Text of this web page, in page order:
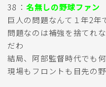
38 ： 名無しの野球ファン
巨人の問題なんて１年2年
問題なのは補強を捨てれ
だわ
結局、阿部監督時代でも
現場もフロントも目先の